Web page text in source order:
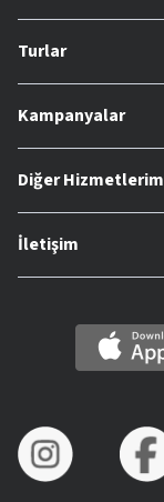
Turlar
Kampanyalar
Diğer
İletişim